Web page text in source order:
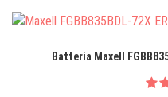
Batteria Maxell